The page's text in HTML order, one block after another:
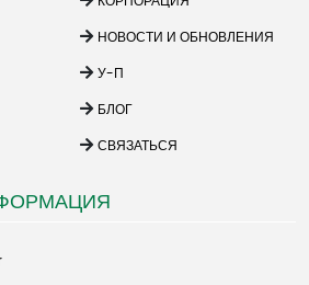
НОВОСТИ И ОБНОВЛЕНИЯ
У-П
БЛОГ
СВЯЗАТЬСЯ